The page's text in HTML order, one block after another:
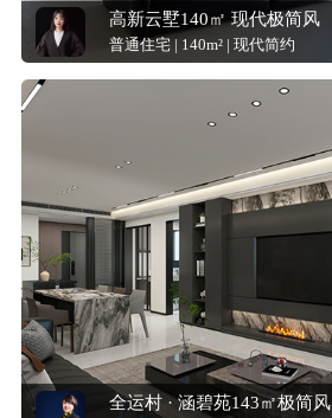
高新云墅140㎡ 现代极简风
普通住宅 | 140m² | 现代简约
全运村 · 涵碧苑143㎡极简风